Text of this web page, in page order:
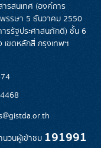
รสนเทศ (องค์การ
รรษา 5 ธันวาคม 2550
รรัฐประศาสนภักดี) ชั้น 6
เขตหลักสี่ กรุงเทพฯ
นวนผู้เข้าชม 191991